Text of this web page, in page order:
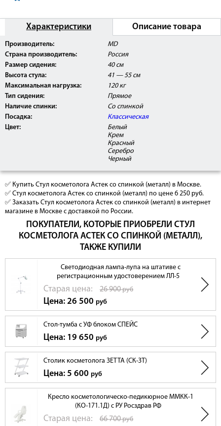
Характеристики Описание товара
Производитель:
MD
Страна производитель:
Россия
Размер сидения:
40 см
Высота стула:
41 — 55 см
Максимальная нагрузка:
120 кг
Тип сидения:
Прямое
Наличие спинки:
Со спинкой
Посадка:
Классическая
Цвет:
Белый
Крем
Красный
Серебро
Черный
Данное изделие поставляется с
Регистрационным Удостоверением Росздравнадзора
РФ и может быть использовано в медицинских
центрах, ЛПУ, а так же косметологических и
массажных кабинетах.
✅ Купить Стул косметолога Астек со спинкой (металл) в Москве.
✅ Стул косметолога Астек со спинкой (металл) по цене 6 250 руб.
✅ Заказать Стул косметолога Астек со спинкой (металл) в интернет
магазине в Москве с доставкой по России.
ПОКУПАТЕЛИ, КОТОРЫЕ ПРИОБРЕЛИ СТУЛ
КОСМЕТОЛОГА АСТЕК СО СПИНКОЙ (МЕТАЛЛ),
ТАКЖЕ КУПИЛИ
Светодиодная лампа-лупа на штативе с
регистрационным удостоверением ЛЛ-5
Cтарая цена: 26 900руб
Цена: 26 500 руб
Стол-тумба с УФ блоком СПЕЙС
Цена: 19 650 руб
Столик косметолога ЗЕТТА (СК-ЗТ)
Цена: 5 600 руб
Кресло косметологическо-педикюрное ММКК-1
(КО-171.1Д) с РУ Росздрав РФ
Cтарая цена: 66 700руб